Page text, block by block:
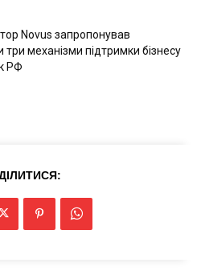
Novus запропонував
три механізми підтримки бізнесу
РФ